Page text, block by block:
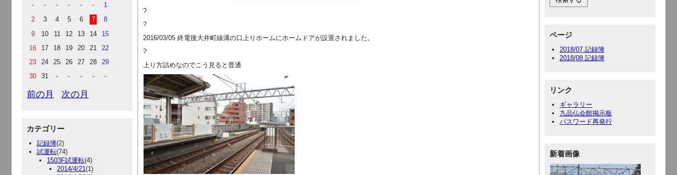
-
- - - - -
1
2
3 4 5 6 7
8
9
10 11 12 13 14
15
16
17 18 19 20 21
22
23
24 25 26 27 28
29
30
31 - - - - -
前の月 次の月
カテゴリー
記録簿(2)
試運転(74)
1503F試運転(4)
2014/4/21(1)
ページ
2018/07 記録簿
2018/08 記録簿
リンク
ギャラリー
九品仏会館掲示板
パスワード再発行
新着画像
?
?
2016/03/05 終電後大井町線溝の口上りホームにホームドアが設置されました。
?
上り方詰めなのでこう見ると普通